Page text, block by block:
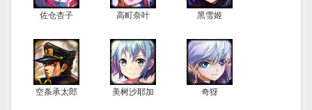
佐仓杏子 高町奈叶 黑雪姬
空条承太郎 美树沙耶加 奇犽